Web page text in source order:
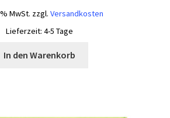
war:
10,00 €7,00 €.
MwSt. zzgl. Versandkosten
Lieferzeit: 4-5 Tage
In den Warenkorb